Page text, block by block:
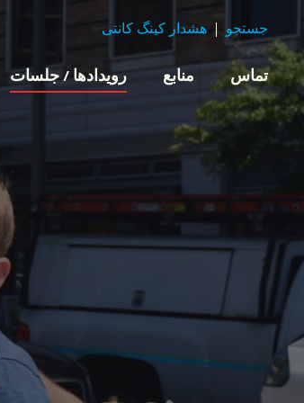
رویدادها / جلسات منابع تماس
هشدار کینگ کانتی جستجو